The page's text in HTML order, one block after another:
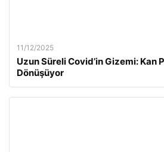
11/12/2025
Uzun Süreli Covid’in Gizemi: Kan
Dönüşüyor